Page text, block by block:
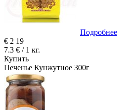
Подробнее
€ 2 19
7.3 € / 1 кг.
Купить
Печенье Кунжутное 300г